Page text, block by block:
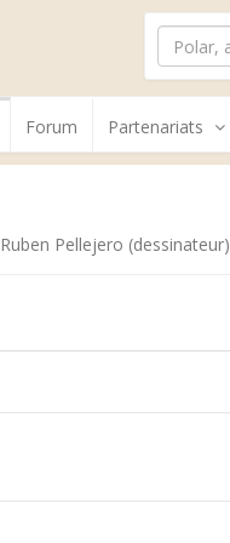
Forum Partenariats
Ruben Pellejero (dessinateur)